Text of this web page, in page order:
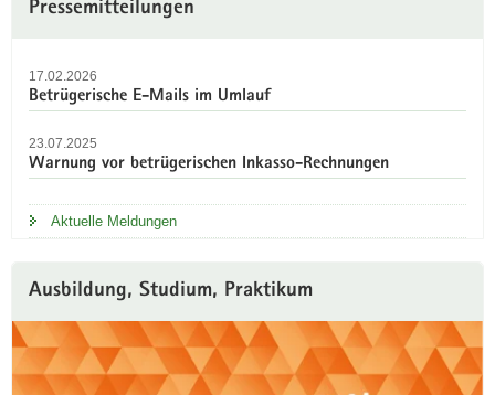
t
e
e
r
p
t
Information
Pressemitteilungen
17.02.2026
Betrügerische E-Mails im Umlauf
23.07.2025
Warnung vor betrügerischen Inkasso-Rechnungen
Aktuelle Meldungen
Ausbildung, Studium, Praktikum